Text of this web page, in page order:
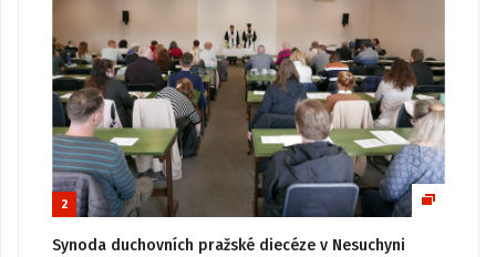
2
Synoda duchovních pražské diecéze v Nesuchyni